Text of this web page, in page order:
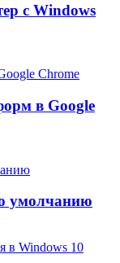
с Windows
в Google
умолчанию